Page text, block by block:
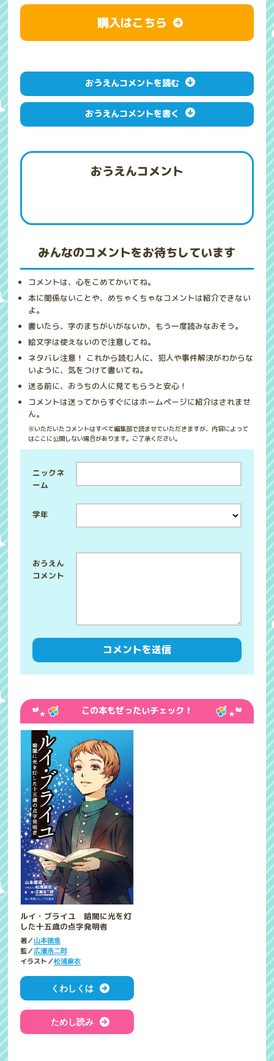
購入はこちら
おうえんコメントを読む
おうえんコメントを書く
おうえんコメント
みんなのコメントをお待ちしています
コメントは、心をこめてかいてね。
本に関係ないことや、めちゃくちゃなコメントは紹介できない
よ。
書いたら、字のまちがいがないか、もう一度読みなおそう。
絵文字は使えないので注意してね。
ネタバレ注意！ これから読む人に、犯人や事件解決がわからな
いように、気をつけて書いてね。
送る前に、おうちの人に見てもらうと安心！
コメントは送ってからすぐにはホームページに紹介はされませ
ん。
※いただいたコメントはすべて編集部で読ませていただきますが、内容によって
はここに公開しない場合があります。ご了承ください。
学年
ニックネ
ーム
この本もぜったいチェック！
ルイ・ブライユ 暗闇に光を灯
した十五歳の点字発明者
著／山本徳造
監／広瀬浩二郎
イラスト／松浦麻衣
くわしくは
ためし読み